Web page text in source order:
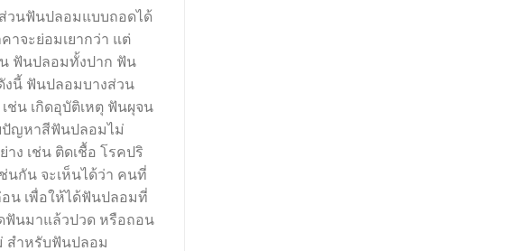
วนฟันปลอมแบบถอดได้
จะย่อมเยากว่า แต่
ฟันปลอมทั้งปาก ฟัน
งนี้ ฟันปลอมบางส่วน
ช่น เกิดอุบัติเหตุ ฟันผุจน
ปัญหาสีฟันปลอมไม่
ง เช่น ติดเชื้อ โรคปริ
นกัน จะเห็นได้ว่า คนที่
น เพื่อให้ได้ฟันปลอมที่
นมาแล้วปวด หรือถอน
สำหรับฟันปลอม